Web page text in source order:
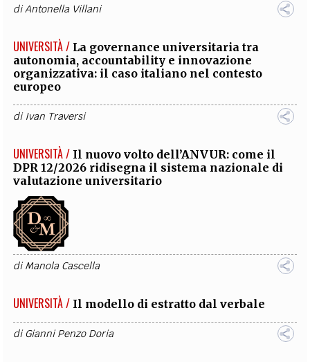
diAntonella Villani
UNIVERSITÀ / La governance universitaria tra
autonomia, accountability e innovazione
organizzativa: il caso italiano nel contesto
europeo
di Ivan Traversi
UNIVERSITÀ / Il nuovo volto dell’ANVUR: come il
DPR 12/2026 ridisegna il sistema nazionale di
valutazione universitario
diManola Cascella
UNIVERSITÀ / Il modello di estratto dal verbale
diGianni Penzo Doria